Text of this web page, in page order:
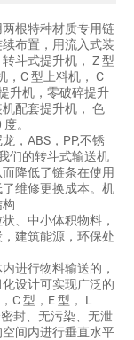
根特种材质专用链
布置，用流入式装
斗式提升机， Z 型
，C 型上料机， C
升机，零破碎提升
配套提升机， 色
。
，ABS，PP,不锈
们的转斗式输送机
降低了链条在使用
维修更换成本。机
、中小体积物料，
建筑能源，环保处
进行物料输送的，
设计可实现广泛的
C 型，E 型， L
封、无污染、无泄
间内进行垂直水平